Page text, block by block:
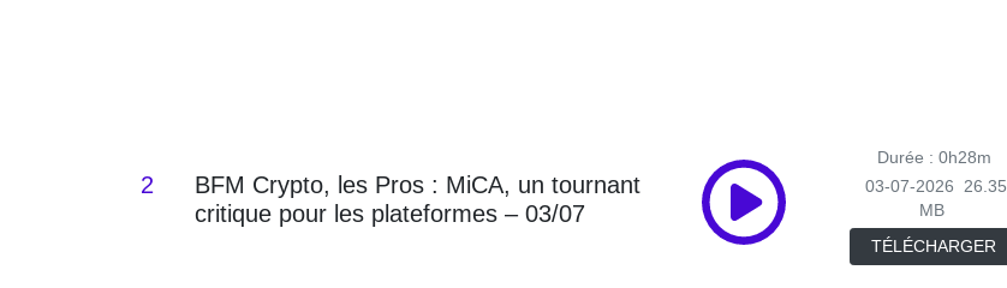
2
BFM Crypto, les Pros : MiCA, un tournant
critique pour les plateformes – 03/07
Durée : 0h28m
03-07-2026
26.35
MB
TÉLÉCHARGER